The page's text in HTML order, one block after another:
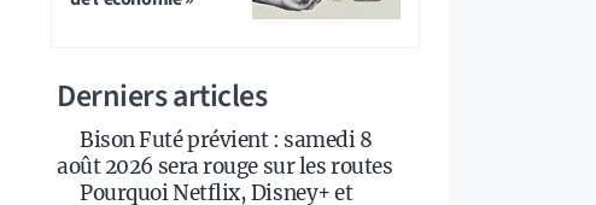
Derniers articles
Bison Futé prévient : samedi 8
août 2026 sera rouge sur les routes
Pourquoi Netflix, Disney+ et